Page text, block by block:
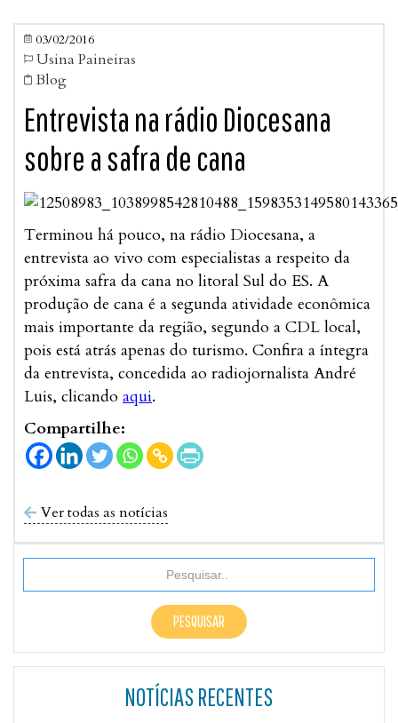
 03/02/2016
 Usina Paineiras
 Blog
Entrevista na rádio Diocesana
sobre a safra de cana
Terminou há pouco, na rádio Diocesana, a
entrevista ao vivo com especialistas a respeito da
próxima safra da cana no litoral Sul do ES. A
produção de cana é a segunda atividade econômica
mais importante da região, segundo a CDL local,
pois está atrás apenas do turismo. Confira a íntegra
da entrevista, concedida ao radiojornalista André
Luis, clicando aqui.
Compartilhe:
 Ver todas as notícias
NOTÍCIAS RECENTES